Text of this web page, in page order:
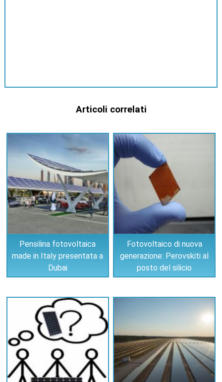
Articoli correlati
Pensilina fotovoltaica
made in Italy presentata a
Dubai
Fotovoltaico di nuova
generazione: Perovskiti al
posto del silicio